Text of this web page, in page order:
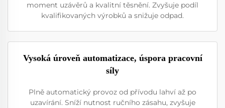
moment uzávěrů a kvalitní těsnění. Zvyšuje podíl
kvalifikovaných výrobků a snižuje odpad.
Vysoká úroveň automatizace, úspora pracovní
síly
Plně automatický provoz od přívodu lahví až po
uzavírání. Sníží nutnost ručního zásahu, zvyšuje